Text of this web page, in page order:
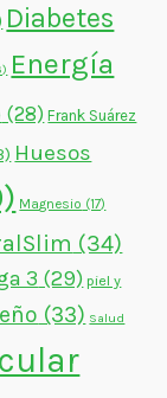
Diabetes
Energía
(28) Frank Suárez
Huesos
Magnesio (17)
(34)
3 (29) piel y
(33) Salud